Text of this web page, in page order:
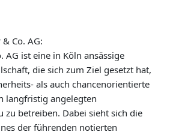
Co. AG:
AG ist eine in Köln ansässige
die sich zum Ziel gesetzt hat,
als auch chancenorientierte
langfristig angelegten
zu betreiben. Dabei sieht sich die
der führenden notierten